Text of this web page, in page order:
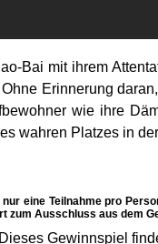
Bai mit ihrem
Erinnerung
wie ihre
wahren Platzes in
eine Teilnahme pro
zum Ausschluss aus dem
Dieses Gewinnspiel